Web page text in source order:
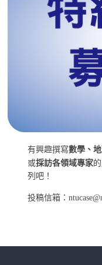
有興趣撰寫數學、
或採訪各領域專家
列吧！
投稿信箱：